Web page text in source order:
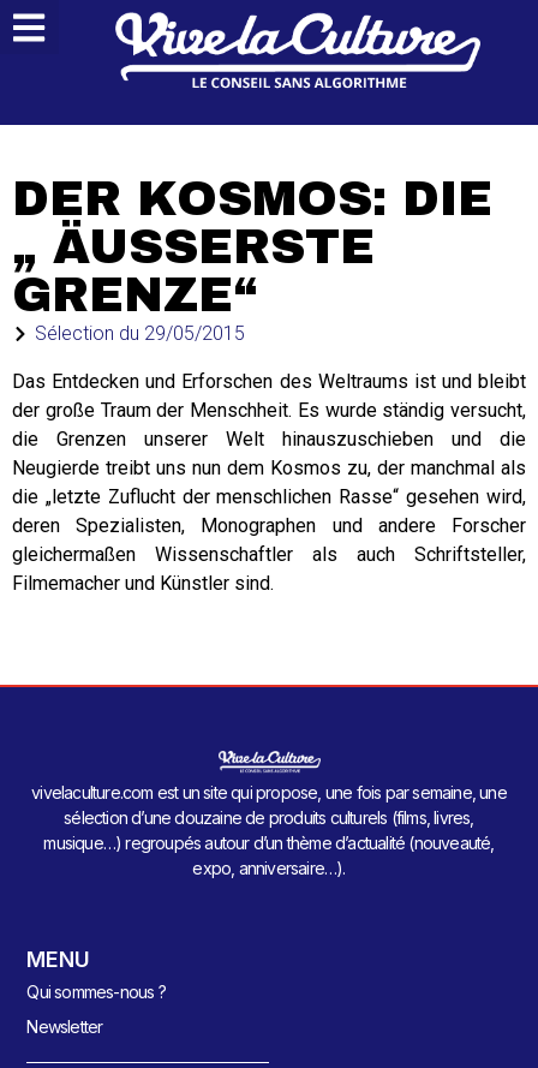
DER KOSMOS: DIE
„ ÄUSSERSTE G
RENZE“
Sélection du 29/05/2015
Das Entdecken und Erforschen des Weltraums ist und bleibt
der große Traum der Menschheit. Es wurde ständig versucht,
die Grenzen unserer Welt hinauszuschieben und die
Neugierde treibt uns nun dem Kosmos zu, der manchmal als
die „letzte Zuflucht der menschlichen Rasse“ gesehen wird,
deren Spezialisten, Monographen und andere Forscher
gleichermaßen Wissenschaftler als auch Schriftsteller,
Filmemacher und Künstler sind.
vivelaculture.com est un site qui propose, une fois par semaine, une
sélection d’une douzaine de produits culturels (films, livres,
musique…) regroupés autour d’un thème d’actualité (nouveauté,
expo, anniversaire…).
MENU
Qui sommes-nous ?
Newsletter